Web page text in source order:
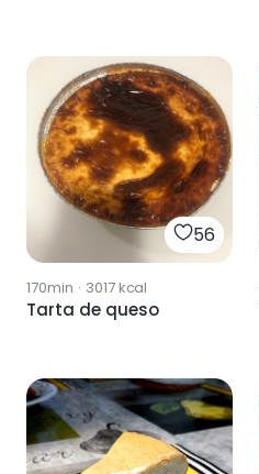
56
170min · 3017kcal
Tarta de queso